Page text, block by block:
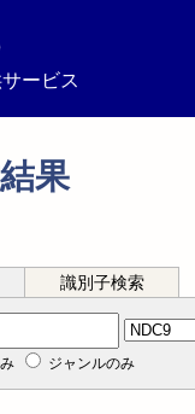
ービス
果
識別子検索
ジャンルのみ